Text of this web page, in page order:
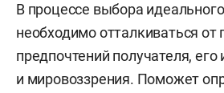
В процессе выбора
необходимо отталкиваться от
предпочтений получателя, его
и мировоззрения. Поможет